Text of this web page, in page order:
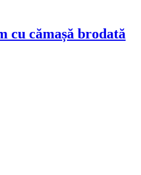
cu cămașă brodată